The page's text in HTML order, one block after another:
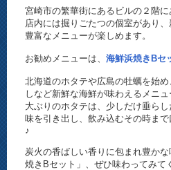
宮崎市の繁華街にあるビルの２階に
店内には掘りごたつの個室があり
豊富なメニューが楽しめます。
お勧めメニューは、海鮮浜焼きBセ
北海道のホタテや広島の牡蠣を始
しなど新鮮な海鮮が味わえるメニュ
大ぶりのホタテは、少しだけ垂ら
味を引き出し、飲み込むその時ま
♪
炭火の香ばしい香りに包まれ豊か
焼きBセット」、ぜひ味わってみて